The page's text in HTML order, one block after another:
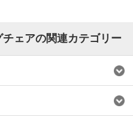
ェアの関連カテゴリー